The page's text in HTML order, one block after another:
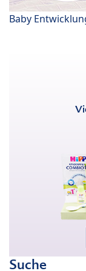
Baby
Suche